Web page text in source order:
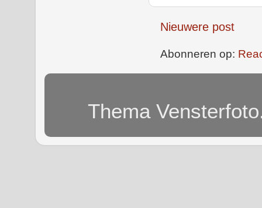
Nieuwere post
Abonneren op:
Thema